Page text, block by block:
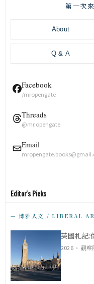
第一次
About
Q & A
Facebook
/mropengate
Threads
@mr.opengate
Email
Editor's Picks
— 博雅人文 / LIBERAL
英國札記:
2026 · 觀察